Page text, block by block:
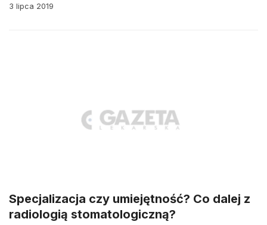
3 lipca 2019
Specjalizacja czy umiejętność? Co dalej z
radiologią stomatologiczną?